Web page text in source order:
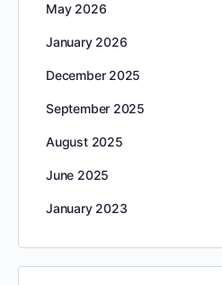
May 2026
January 2026
December 2025
September 2025
August 2025
June 2025
January 2023